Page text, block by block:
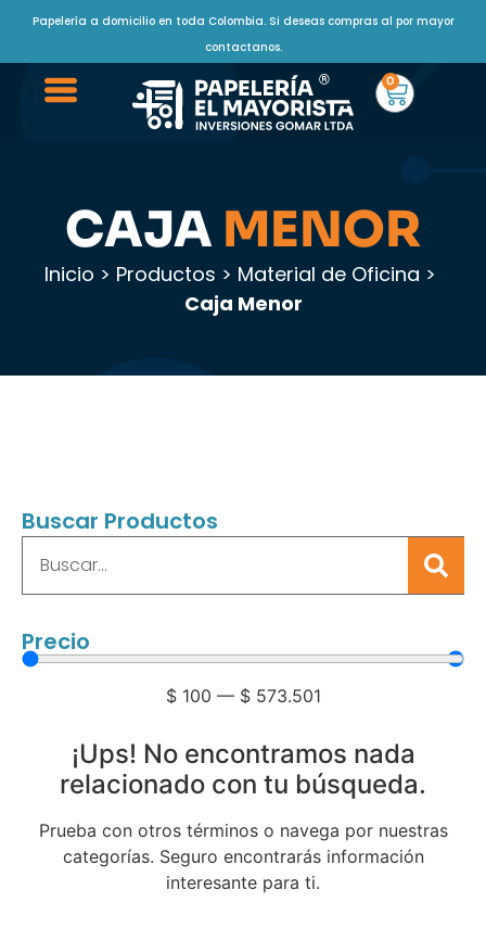
Papelería a domicilio en toda Colombia. Si deseas compras al por mayor
contactanos.
0
CAJA MENOR
Inicio > Productos > Material de Oficina >
Caja Menor
Buscar Productos
Precio
$ 100 — $ 573.501
¡Ups! No encontramos nada
relacionado con tu búsqueda.
Prueba con otros términos o navega por nuestras
categorías. Seguro encontrarás información
interesante para ti.